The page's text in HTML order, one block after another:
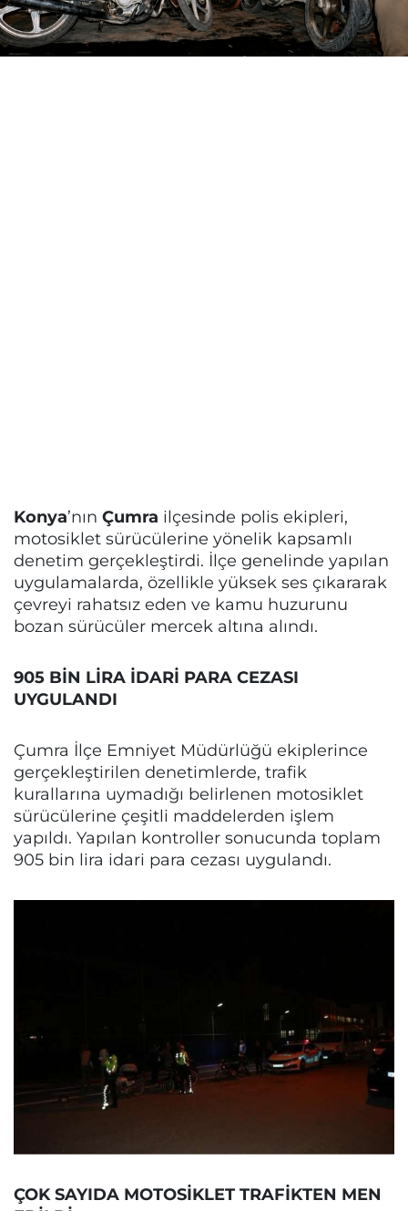
Konya’nın Çumra ilçesinde polis ekipleri,
motosiklet sürücülerine yönelik kapsamlı
denetim gerçekleştirdi. İlçe genelinde yapılan
uygulamalarda, özellikle yüksek ses çıkararak
çevreyi rahatsız eden ve kamu huzurunu
bozan sürücüler mercek altına alındı.
905 BİN LİRA İDARİ PARA CEZASI
UYGULANDI
Çumra İlçe Emniyet Müdürlüğü ekiplerince
gerçekleştirilen denetimlerde, trafik
kurallarına uymadığı belirlenen motosiklet
sürücülerine çeşitli maddelerden işlem
yapıldı. Yapılan kontroller sonucunda toplam
905 bin lira idari para cezası uygulandı.
ÇOK SAYIDA MOTOSİKLET TRAFİKTEN MEN